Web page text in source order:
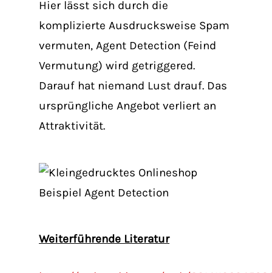
Hier lässt sich durch die
komplizierte Ausdrucksweise Spam
vermuten, Agent Detection (Feind
Vermutung) wird getriggered.
Darauf hat niemand Lust drauf. Das
ursprüngliche Angebot verliert an
Attraktivität.
Weiterführende Literatur